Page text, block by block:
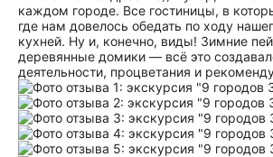
каждом городе. Все гостиницы, в
где нам довелось обедать по ходу
кухней. Ну и, конечно, виды! Зимние
деревянные домики — всё это
деятельности, процветания и